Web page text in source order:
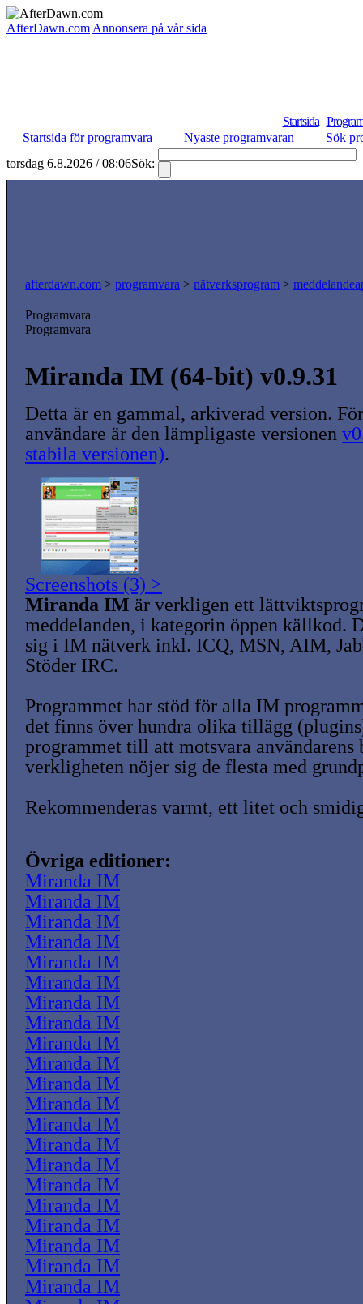
AfterDawn.com Annonsera på vår sida
Startsida
Startsida för programvara
Nyaste programvaran
Sök
torsdag 6.8.2026 / 08:06Sök:
afterdawn.com > programvara > nätverksprogram >
Programvara
Programvara
Miranda IM (64-bit) v0.9.31
Detta är en gammal, arkiverad version.
användare är den lämpligaste versionen
stabila versionen).
Screenshots (3) >
Miranda IM är verkligen ett
meddelanden, i kategorin öppen källkod.
sig i IM nätverk inkl. ICQ, MSN, AIM,
Stöder IRC.
Programmet har stöd för alla IM
det finns över hundra olika tillägg
programmet till att motsvara användarens
verkligheten nöjer sig de flesta med
Rekommenderas varmt, ett litet och
Övriga editioner:
Miranda IM
Miranda IM
Miranda IM
Miranda IM
Miranda IM
Miranda IM
Miranda IM
Miranda IM
Miranda IM
Miranda IM
Miranda IM
Miranda IM
Miranda IM
Miranda IM
Miranda IM
Miranda IM
Miranda IM
Miranda IM
Miranda IM
Miranda IM
Miranda IM